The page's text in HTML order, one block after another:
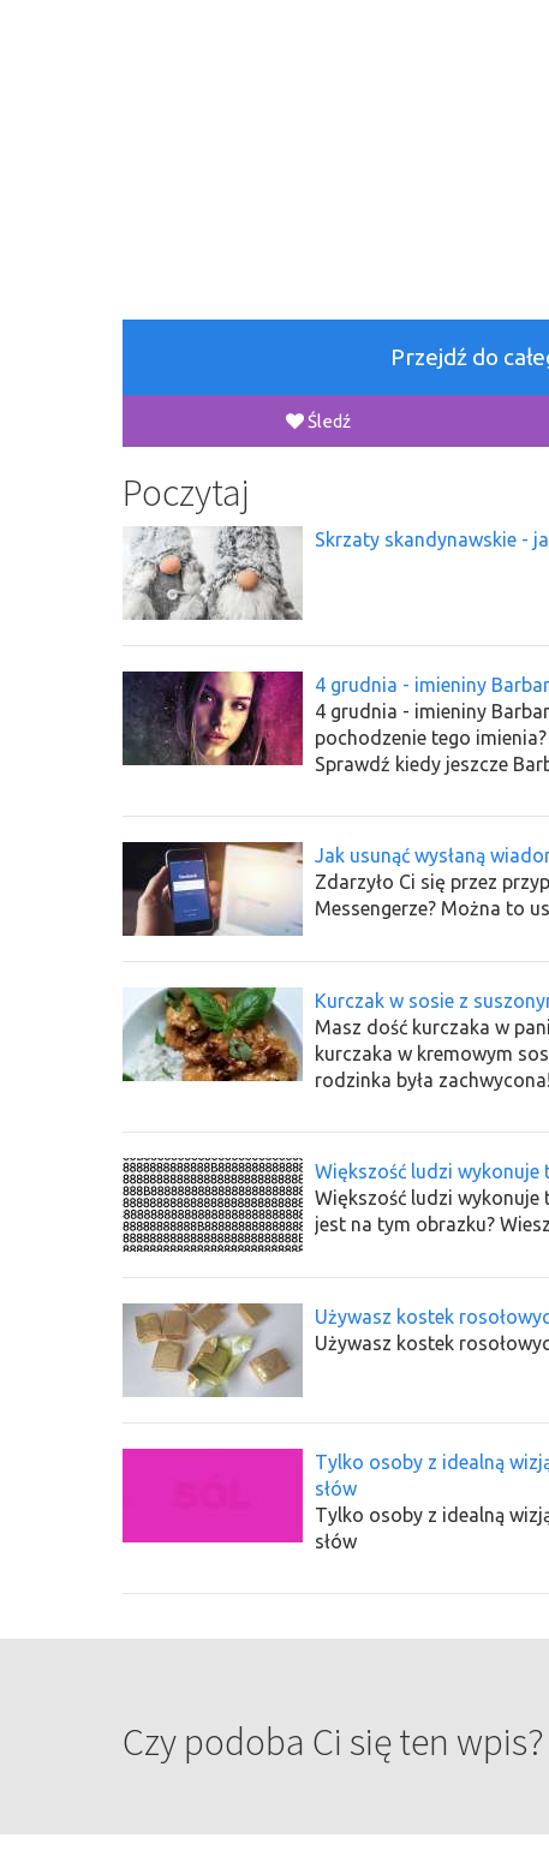
Przejdź do
Śledź
Poczytaj
Skrzaty skandynawskie -
4 grudnia - imieniny
4 grudnia - imieniny
pochodzenie tego
Sprawdź kiedy jeszcze
Jak usunąć wysłaną
Zdarzyło Ci się przez
Messengerze? Można to
Kurczak w sosie z
Masz dość kurczaka w
kurczaka w kremowym
rodzinka była zachwycona!
Większość ludzi wykonuje
Większość ludzi wykonuje
jest na tym obrazku?
Używasz kostek
Używasz kostek
Tylko osoby z idealną
słów
Tylko osoby z idealną
słów
Czy podoba Ci się ten wpis?